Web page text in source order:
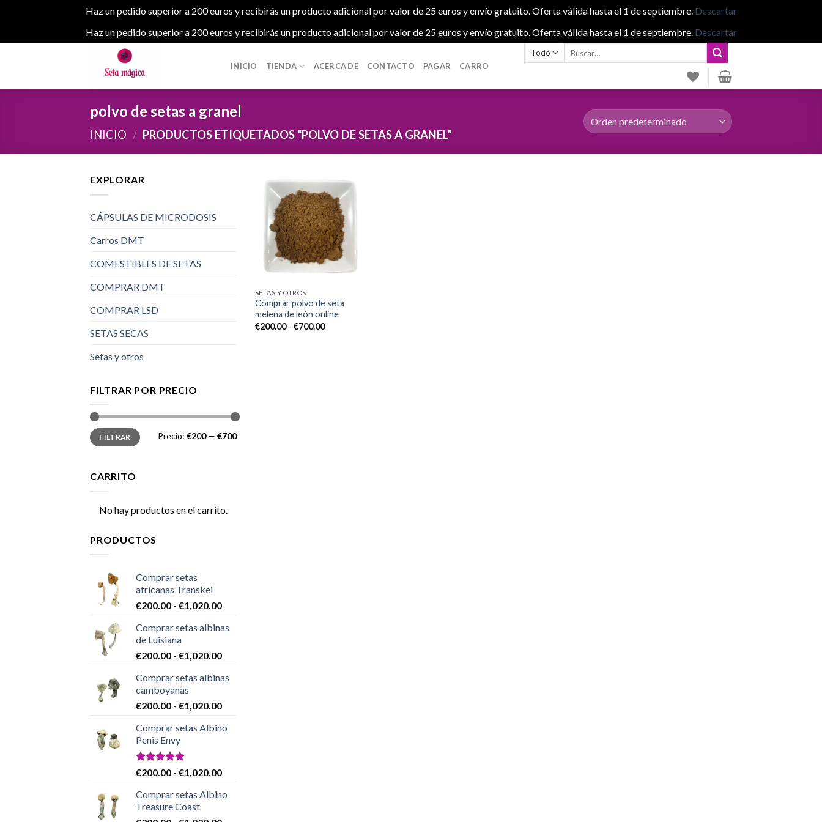
Haz un pedido superior a 200 euros y recibirás un producto adicional por valor de 25 euros y envío gratuito. Oferta válida hasta el 1 de septiembre. Descartar
Haz un pedido superior a 200 euros y recibirás un producto adicional por valor de 25 euros y envío gratuito. Oferta válida hasta el 1 de septiembre. Descartar
INICIO TIENDA ACERCA DE CONTACTO PAGAR CARRO
Buscar
polvo de setas a granel
INICIO / PRODUCTOS ETIQUETADOS “POLVO DE SETAS A GRANEL”
EXPLORAR
CÁPSULAS DE MICRODOSIS
Carros DMT
COMESTIBLES DE SETAS
COMPRAR DMT
COMPRAR LSD
SETAS SECAS
Setas y otros
FILTRAR POR PRECIO
Precio
mínimo
Precio
máximo
FILTRAR Precio: €200— €700
CARRITO
No hay productos en el carrito.
PRODUCTOS
Comprar setas
africanas Transkei
€200.00 - €1,020.00Rango
precios:
€200.00
€1,020.00
Comprar setas albinas
de Luisiana
€200.00 - €1,020.00Rango
precios:
€200.00
€1,020.00
Comprar setas albinas
camboyanas
€200.00 - €1,020.00Rango
precios:
hasta
Comprar setas Albino
Penis Envy
Valorado
de 5
€200.00 - €1,020.00Rango
precios:
Comprar setas Albino
Treasure Coast
Add to
wishlist
SETAS Y OTROS
Comprar polvo de seta
melena de león online
€200.00 - €700.00Rango